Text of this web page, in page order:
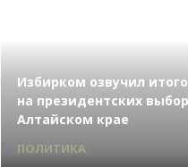
Избирком озвучил
на президентских
Алтайском крае
ПОЛИТИКА